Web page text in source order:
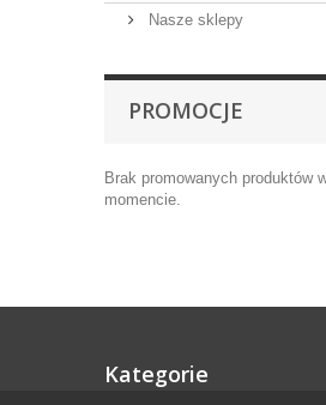
Nasze sklepy
PROMOCJE
Brak promowanych produktów
momencie.
Kategorie